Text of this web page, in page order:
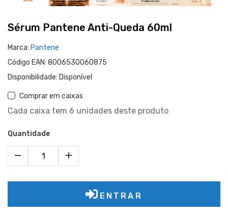
Sérum Pantene Anti-Queda 60ml
Marca: Pantene
Código EAN: 8006530060875
Disponibilidade: Disponível
Comprar em caixas
Cada caixa tem 6 unidades deste produto
Quantidade
ENTRAR